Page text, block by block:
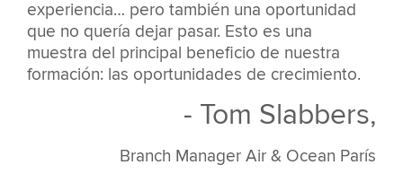
experiencia… pero también una oportunidad
que no quería dejar pasar. Esto es una
muestra del principal beneficio de nuestra
formación: las oportunidades de crecimiento.
- Tom Slabbers,
Branch Manager Air & Ocean París